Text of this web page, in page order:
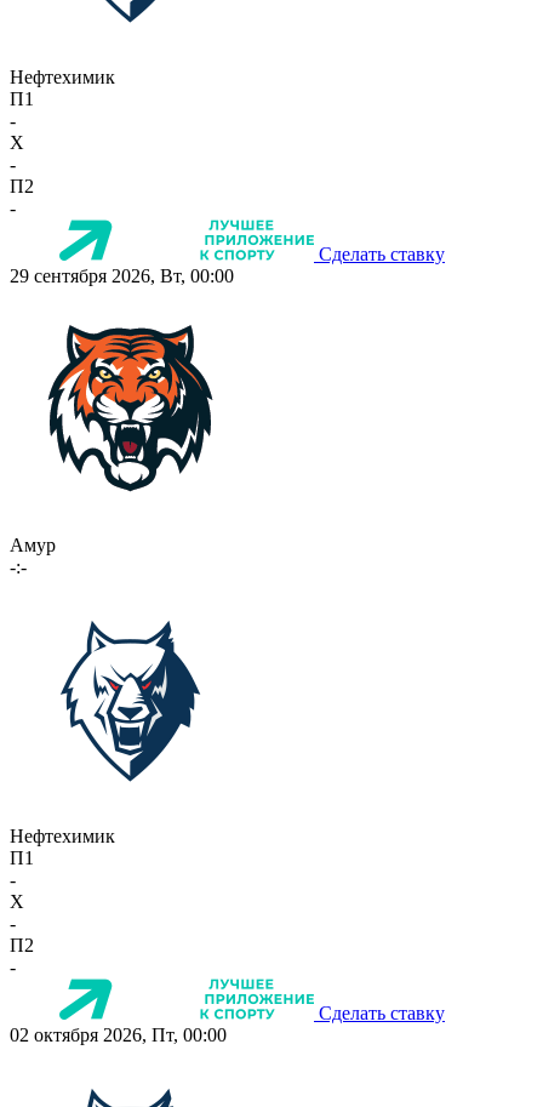
Нефтехимик
П1
-
X
-
П2
-
Сделать ставку
29 сентября 2026, Вт, 00:00
Амур
-:-
Нефтехимик
П1
-
X
-
П2
-
Сделать ставку
02 октября 2026, Пт, 00:00